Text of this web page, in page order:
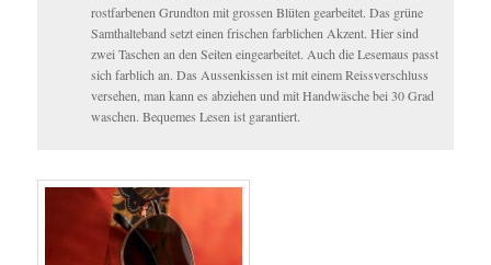
rostfarbenen Grundton mit grossen Blüten gearbeitet. Das grüne
Samthalteband setzt einen frischen farblichen Akzent. Hier sind
zwei Taschen an den Seiten eingearbeitet. Auch die Lesemaus passt
sich farblich an. Das Aussenkissen ist mit einem Reissverschluss
versehen, man kann es abziehen und mit Handwäsche bei 30 Grad
waschen. Bequemes Lesen ist garantiert.